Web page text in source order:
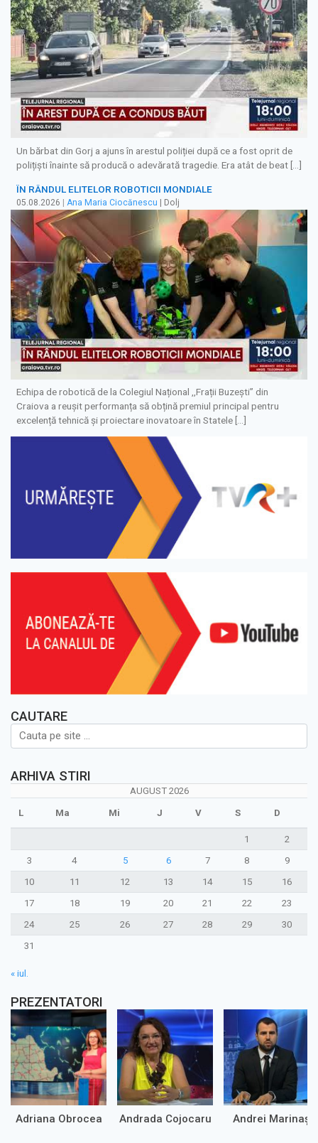
Un bărbat din Gorj a ajuns în arestul poliției după ce a fost oprit de
polițiști înainte să producă o adevărată tragedie. Era atât de beat […]
ÎN RÂNDUL ELITELOR ROBOTICII MONDIALE
05.08.2026 Ana Maria Ciocănescu | Dolj
Echipa de robotică de la Colegiul Național ,,Frații Buzești” din
Craiova a reușit performanța să obțină premiul principal pentru
excelență tehnică și proiectare inovatoare în Statele […]
CAUTARE
ARHIVA STIRI
AUGUST 2026
L Ma Mi J V S D
1
2
3
4 5 6 7 8
9
10
11 12 13 14 15
16
17
18 19 20 21 22
23
24
25 26 27 28 29
30
31
« iul.
PREZENTATORI
Adriana Obrocea Andrada Cojocaru Andrei Marinaș